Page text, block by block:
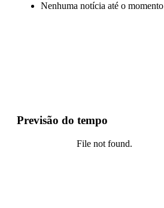
Nenhuma notícia até o momento
Previsão do tempo